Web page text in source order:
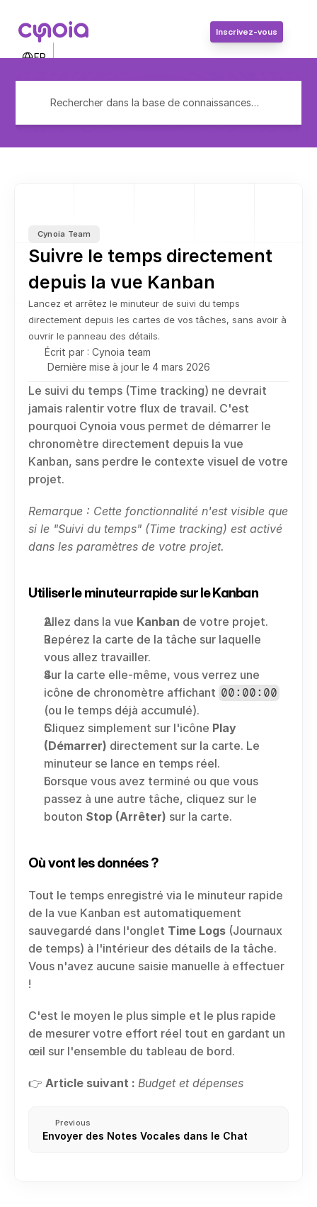
Inscrivez-vous
FR
Inscrivez-vous
Rechercher dans la base de connaissances…
Cynoia Team
Suivre le temps directement
depuis la vue Kanban
Lancez et arrêtez le minuteur de suivi du temps
directement depuis les cartes de vos tâches, sans avoir à
ouvrir le panneau des détails.
Écrit par : Cynoia team
Dernière mise à jour le 4 mars 2026
Le suivi du temps (Time tracking) ne devrait
jamais ralentir votre flux de travail. C'est
pourquoi Cynoia vous permet de démarrer le
chronomètre directement depuis la vue
Kanban, sans perdre le contexte visuel de votre
projet.
Remarque : Cette fonctionnalité n'est visible que
si le "Suivi du temps" (Time tracking) est activé
dans les paramètres de votre projet.
Utiliser le minuteur rapide sur le Kanban
Allez dans la vue Kanban de votre projet.
Repérez la carte de la tâche sur laquelle
vous allez travailler.
Sur la carte elle-même, vous verrez une
icône de chronomètre affichant 00:00:00
(ou le temps déjà accumulé).
Cliquez simplement sur l'icône Play
(Démarrer) directement sur la carte. Le
minuteur se lance en temps réel.
Lorsque vous avez terminé ou que vous
passez à une autre tâche, cliquez sur le
bouton Stop (Arrêter) sur la carte.
Où vont les données ?
Tout le temps enregistré via le minuteur rapide
de la vue Kanban est automatiquement
sauvegardé dans l'onglet Time Logs (Journaux
de temps) à l'intérieur des détails de la tâche.
Vous n'avez aucune saisie manuelle à effectuer
!
C'est le moyen le plus simple et le plus rapide
de mesurer votre effort réel tout en gardant un
œil sur l'ensemble du tableau de bord.
👉 Article suivant : Budget et dépenses
Previous
Envoyer des Notes Vocales dans le Chat